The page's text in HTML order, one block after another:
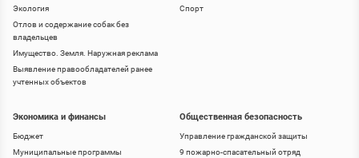
Экология
Отлов и содержание собак без
владельцев
Имущество. Земля. Наружная реклама
Выявление правообладателей ранее
учтенных объектов
Спорт
Экономика и финансы
Бюджет
Муниципальные программы
Общественная безопасность
Управление гражданской защиты
9 пожарно-спасательный отряд